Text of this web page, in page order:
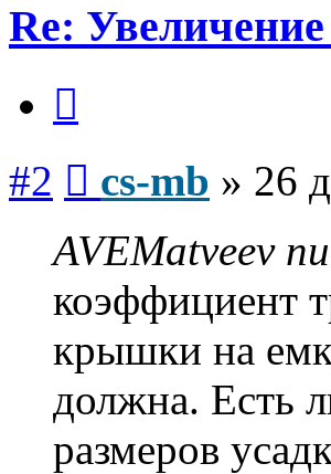
Re:
#2 cs-mb » 26
AVEMatveev
коэффициент
крышки на
должна. Есть
размеров